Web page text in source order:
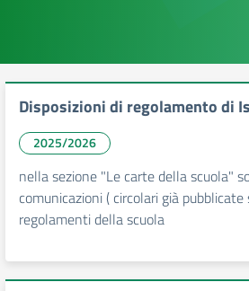
Disposizioni di regolamento di
2025/2026
nella sezione "Le carte della scuola"
comunicazioni ( circolari già
regolamenti della scuola